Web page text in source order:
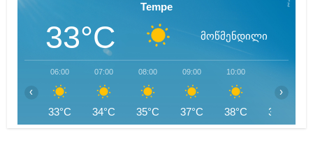
Tempe
33°C მოწმენდილი
06:00
33°C
07:00
34°C
08:00
35°C
09:00
37°C
10:00
38°C 39°C
‹ ›